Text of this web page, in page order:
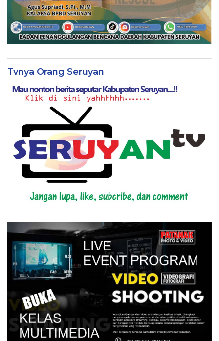
Tvnya Orang Seruyan